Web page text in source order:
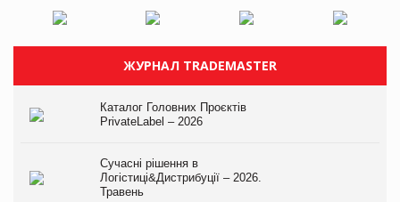
ЖУРНАЛ TRADEMASTER
Каталог Головних Проєктів
PrivateLabel – 2026
Сучасні рішення в
Логістиці&Дистрибуції – 2026.
Травень